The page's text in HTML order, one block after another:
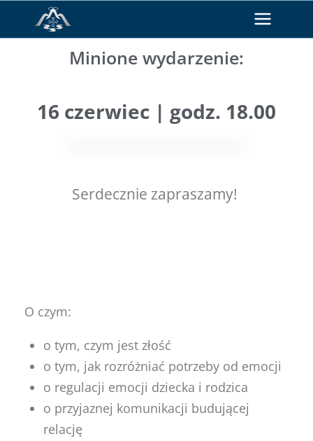
Minione wydarzenie:
16 czerwiec | godz. 18.00
Serdecznie zapraszamy!
O czym:
o tym, czym jest złość
o tym, jak rozróżniać potrzeby od emocji
o regulacji emocji dziecka i rodzica
o przyjaznej komunikacji budującej
relację